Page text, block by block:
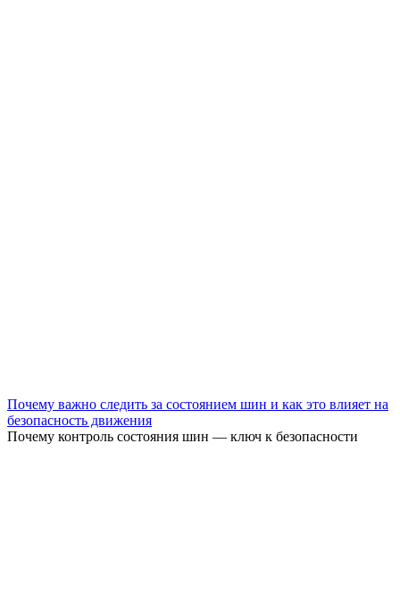
Почему важно следить за состоянием шин и как это влияет на
безопасность движения
Почему контроль состояния шин — ключ к безопасности